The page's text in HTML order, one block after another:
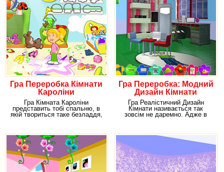
Гра Переробка Кімнати
Кароліни
Гра Кімната Кароліни
представить тобі спальню, в
якій твориться таке безладдя,
Гра Переробка: Модний
Дизайн Кімнати
Гра Реалістичний Дизайн
Кімнати називається так
зовсім не даремно. Адже в